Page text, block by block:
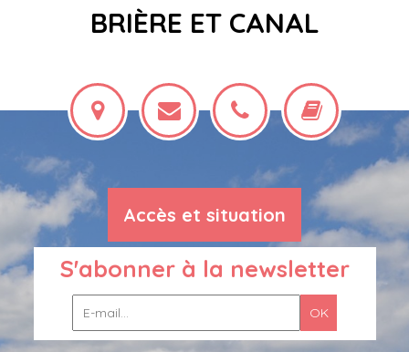
BRIÈRE ET CANAL
Accès et situation
S'abonner à la newsletter